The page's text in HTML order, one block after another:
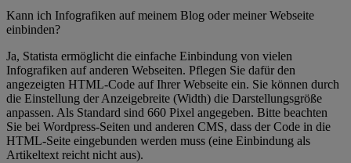
Kann ich Infografiken auf meinem Blog oder meiner Webseite
einbinden?
Ja, Statista ermöglicht die einfache Einbindung von vielen
Infografiken auf anderen Webseiten. Pflegen Sie dafür den
angezeigten HTML-Code auf Ihrer Webseite ein. Sie können durch
die Einstellung der Anzeigebreite (Width) die Darstellungsgröße
anpassen. Als Standard sind 660 Pixel angegeben. Bitte beachten
Sie bei Wordpress-Seiten und anderen CMS, dass der Code in die
HTML-Seite eingebunden werden muss (eine Einbindung als
Artikeltext reicht nicht aus).